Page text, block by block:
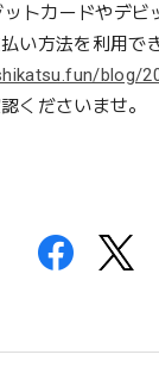
トカードやデビ
い方法を利用で
blog/
くださいませ。